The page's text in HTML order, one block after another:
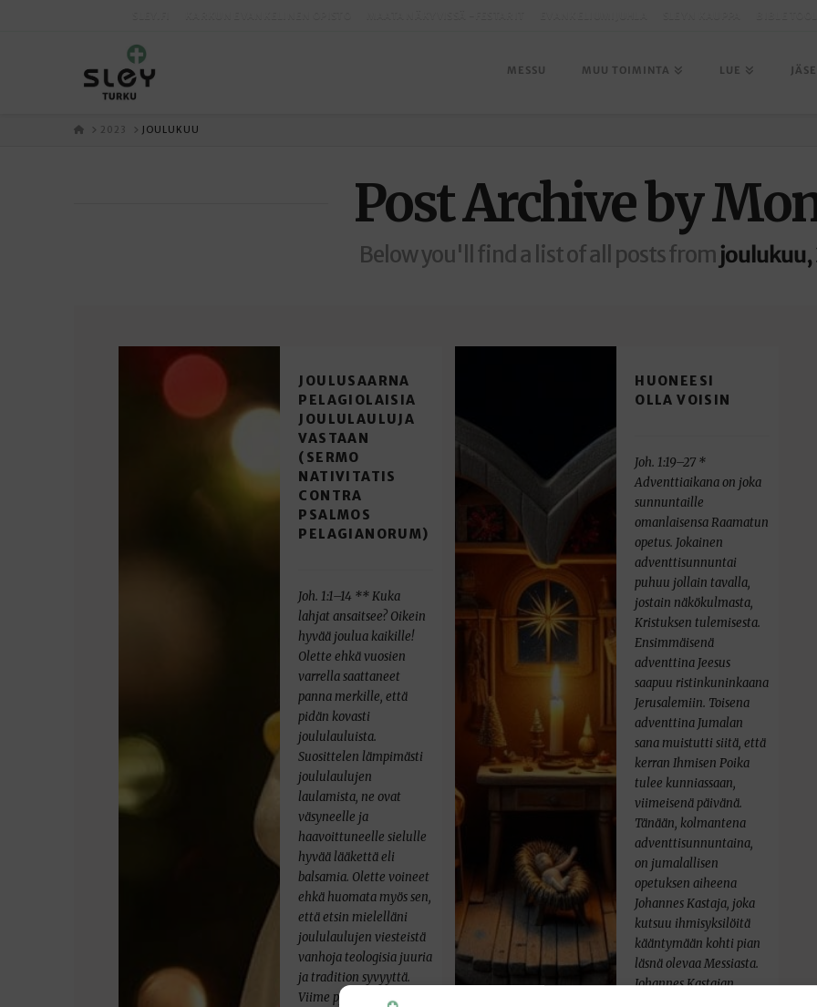
MESSU MUU TOIMINTA LUE
ETUSIVU
2023 JOULUKUU
Post Archive by
Below you'll find a list of all posts fromjoulukuu,
JOULUSAARNA
PELAGIOLAISIA
JOULULAULUJA
VASTAAN
(SERMO
NATIVITATIS
CONTRA
PSALMOS
PELAGIANORUM)
Joh. 1:1–14 ** Kuka
lahjat ansaitsee? Oikein
hyvää joulua kaikille!
Olette ehkä vuosien
varrella saattaneet
panna merkille, että
pidän kovasti
joululauluista.
Suosittelen lämpimästi
joululaulujen
laulamista, ne ovat
väsyneelle ja
haavoittuneelle sielulle
hyvää lääkettä eli
balsamia. Olette voineet
ehkä huomata myös sen,
että etsin mielelläni
joululaulujen viesteistä
vanhoja teologisia juuria
ja tradition syvyyttä.
Viime pyhänä tuli
HUONEESI
OLLA VOISIN
Joh. 1:19–27 *
Adventtiaikana on joka
sunnuntaille
omanlaisensa Raamatun
opetus. Jokainen
adventtisunnuntai
puhuu jollain tavalla,
jostain näkökulmasta,
Kristuksen tulemisesta.
Ensimmäisenä
adventtina Jeesus
saapuu ristinkuninkaana
Jerusalemiin. Toisena
adventtina Jumalan
sana muistutti siitä, että
kerran Ihmisen Poika
tulee kunniassaan,
viimeisenä päivänä.
Tänään, kolmantena
adventtisunnuntaina,
on jumalallisen
opetuksen aiheena
Johannes Kastaja, joka
kutsuu ihmisyksilöitä
kääntymään kohti pian
läsnä olevaa Messiasta.
Johannes Kastajan